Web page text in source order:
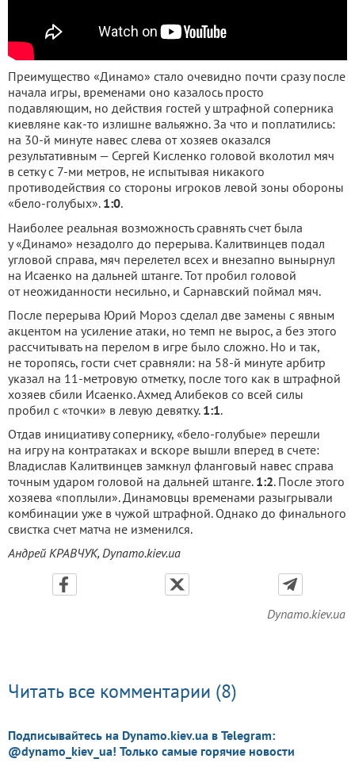
Преимущество «Динамо» стало очевидно почти сразу после
начала игры, временами оно казалось просто
подавляющим, но действия гостей у штрафной соперника
киевляне как-то излишне вальяжно. За что и поплатились:
на 30-й минуте навес слева от хозяев оказался
результативным — Сергей Кисленко головой вколотил мяч
в сетку с 7-ми метров, не испытывая никакого
противодействия со стороны игроков левой зоны обороны
«бело-голубых». 1:0.
Наиболее реальная возможность сравнять счет была
у «Динамо» незадолго до перерыва. Калитвинцев подал
угловой справа, мяч перелетел всех и внезапно вынырнул
на Исаенко на дальней штанге. Тот пробил головой
от неожиданности несильно, и Сарнавский поймал мяч.
После перерыва Юрий Мороз сделал две замены с явным
акцентом на усиление атаки, но темп не вырос, а без этого
рассчитывать на перелом в игре было сложно. Но и так,
не торопясь, гости счет сравняли: на 58-й минуте арбитр
указал на 11-метровую отметку, после того как в штрафной
хозяев сбили Исаенко. Ахмед Алибеков со всей силы
пробил с «точки» в левую девятку. 1:1.
Отдав инициативу сопернику, «бело-голубые» перешли
на игру на контратаках и вскоре вышли вперед в счете:
Владислав Калитвинцев замкнул фланговый навес справа
точным ударом головой на дальней штанге. 1:2. После этого
хозяева «поплыли». Динамовцы временами разыгрывали
комбинации уже в чужой штрафной. Однако до финального
свистка счет матча не изменился.
Андрей КРАВЧУК, Dynamo.kiev.ua
Dynamo.kiev.ua
Читать все комментарии (8)
Подписывайтесь на Dynamo.kiev.ua в Telegram:
@dynamo_kiev_ua! Только самые горячие новости